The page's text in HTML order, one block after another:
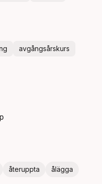
avgångsårskurs
återuppta
ålägga